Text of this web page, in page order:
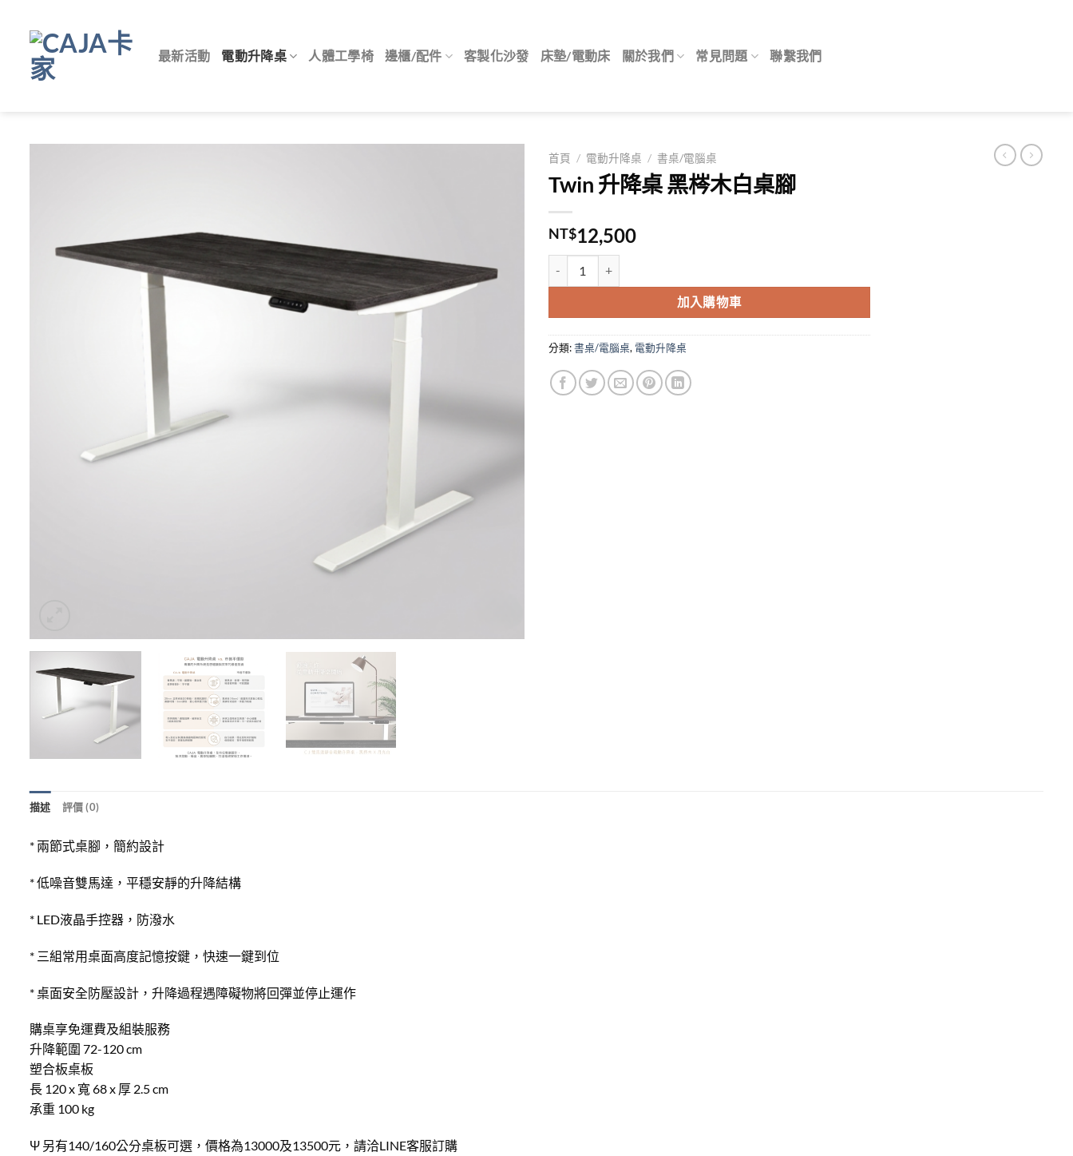
最新活動 電動升降桌 人體工學椅 邊櫃/配件 客製化沙發 床墊/電動床 關於我們 常見問題 聯繫我們
首頁 / 電動升降桌 / 書桌/電腦桌
Twin 升降桌 黑梣木白桌腳
NT$12,500
加入購物車
分類:書桌/電腦桌, 電動升降桌
描述 評價 (0)
* 兩節式桌腳，簡約設計
* 低噪音雙馬達，平穩安靜的升降結構
* LED液晶手控器，防潑水
* 三組常用桌面高度記憶按鍵，快速一鍵到位
* 桌面安全防壓設計，升降過程遇障礙物將回彈並停止運作
購桌享免運費及組裝服務
升降範圍 72-120 cm
塑合板桌板
長 120 x 寬 68 x 厚 2.5 cm
承重 100 kg
Ψ 另有140/160公分桌板可選，價格為13000及13500元，請洽LINE客服訂購